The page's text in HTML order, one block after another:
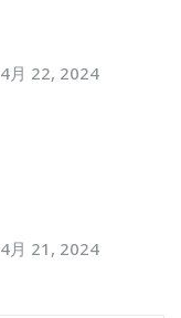
4月 22, 2024
4月 21, 2024